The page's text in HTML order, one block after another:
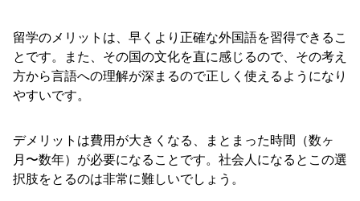
留学のメリットは、早くより正確な外国語を習得できるこ
とです。また、その国の文化を直に感じるので、その考え
方から言語への理解が深まるので正しく使えるようになり
やすいです。
デメリットは費用が大きくなる、まとまった時間（数ヶ
月〜数年）が必要になることです。社会人になるとこの選
択肢をとるのは非常に難しいでしょう。